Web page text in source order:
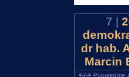
7 |
dr hab.
Marcin
<-/->Poprzednie